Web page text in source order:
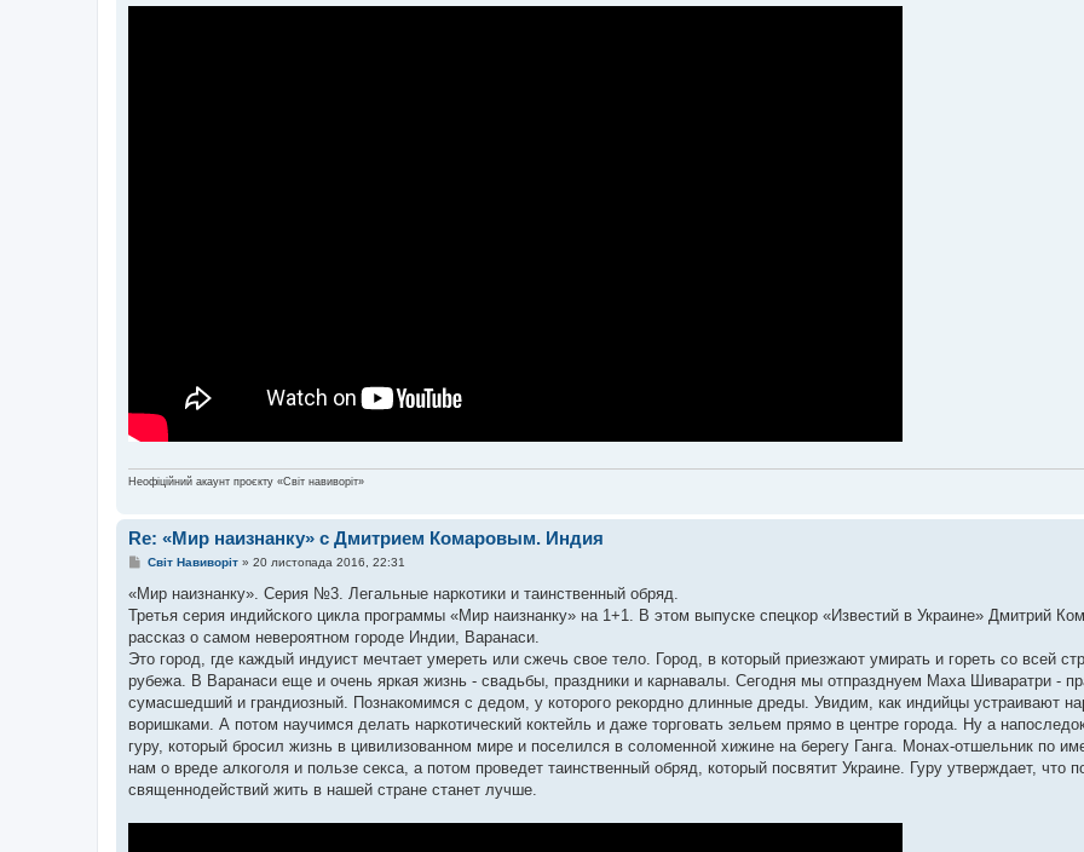
Неофіційний акаунт проєкту «Світ навиворіт»
Re: «Мир наизнанку» с Дмитрием Комаровым. Индия
П
в
д
о
л
е
н
я
Світ Навиворіт» 20 листопада 2016, 22:31
«Мир наизнанку». Серия №3. Легальные наркотики и таинственный обряд.
Третья серия индийского цикла программы «Мир наизнанку» на 1+1. В этом выпуске спецкор «Известий в Украине» Дмитрий
рассказ о самом невероятном городе Индии, Варанаси.
Это город, где каждый индуист мечтает умереть или сжечь свое тело. Город, в который приезжают умирать и гореть со всей
рубежа. В Варанаси еще и очень яркая жизнь - свадьбы, праздники и карнавалы. Сегодня мы отпразднуем Маха Шиваратри -
сумасшедший и грандиозный. Познакомимся с дедом, у которого рекордно длинные дреды. Увидим, как индийцы устраивают
воришками. А потом научимся делать наркотический коктейль и даже торговать зельем прямо в центре города. Ну а
гуру, который бросил жизнь в цивилизованном мире и поселился в соломенной хижине на берегу Ганга. Монах-отшельник по
нам о вреде алкоголя и пользе секса, а потом проведет таинственный обряд, который посвятит Украине. Гуру утверждает, что
священнодействий жить в нашей стране станет лучше.